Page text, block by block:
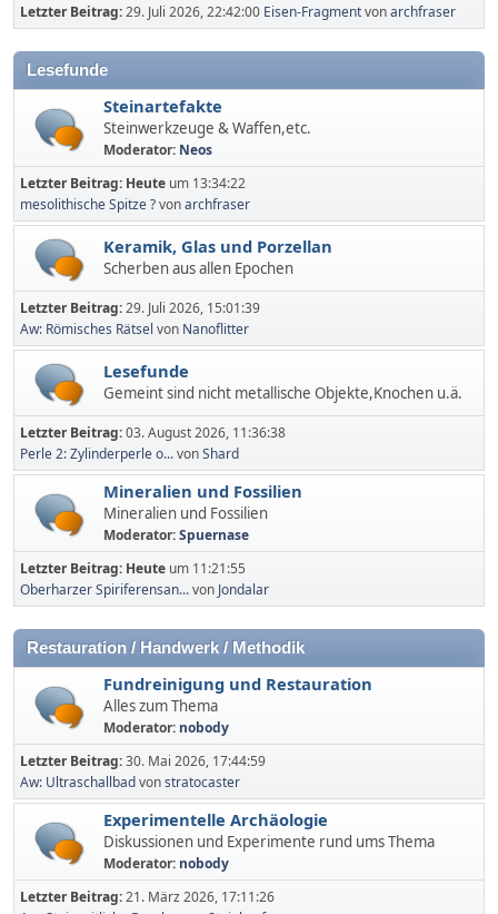
Letzter Beitrag:29. Juli 2026, 22:42:00 Eisen-Fragmentvonarchfraser
Lesefunde
Steinartefakte
Steinwerkzeuge & Waffen,etc.
Moderator: Neos
Letzter Beitrag: Heute um 13:34:22
mesolithische Spitze ?vonarchfraser
Keramik, Glas und Porzellan
Scherben aus allen Epochen
Letzter Beitrag:29. Juli 2026, 15:01:39
Aw: Römisches Rätsel von Nanoflitter
Lesefunde
Gemeint sind nicht metallische Objekte,Knochen u.ä.
Letzter Beitrag:03. August 2026, 11:36:38
Perle 2: Zylinderperle o...vonShard
Mineralien und Fossilien
Mineralien und Fossilien
Moderator:Spuernase
Letzter Beitrag: Heute um 11:21:55
Oberharzer Spiriferensan...von Jondalar
Restauration / Handwerk / Methodik
Fundreinigung und Restauration
Alles zum Thema
Moderator: nobody
Letzter Beitrag:30. Mai 2026, 17:44:59
Aw: Ultraschallbadvonstratocaster
Experimentelle Archäologie
Diskussionen und Experimente rund ums Thema
Moderator: nobody
Letzter Beitrag:21. März 2026, 17:11:26